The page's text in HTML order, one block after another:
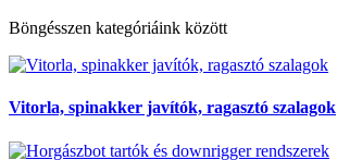
Böngésszen kategóriáink között
Vitorla, spinakker javítók, ragasztó szalagok